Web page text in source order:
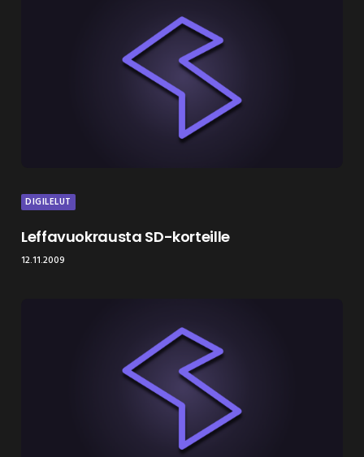
DIGILELUT
Leffavuokrausta SD-korteille
12.11.2009